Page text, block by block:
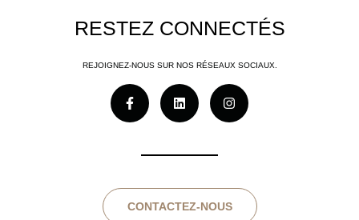
RESTEZ CONNECTÉS
REJOIGNEZ-NOUS SUR NOS RÉSEAUX SOCIAUX.
CONTACTEZ-NOUS